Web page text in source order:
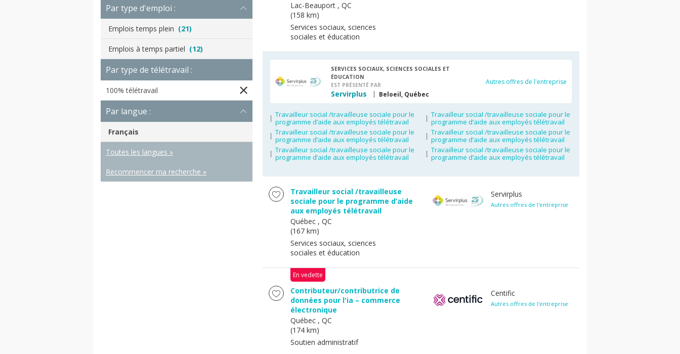
Par type d'emploi :
Emplois temps plein (21)
Emplois à temps partiel (12)
Par type de télétravail :
100% télétravail
Par langue :
Français
Toutes les langues »
Recommencer ma recherche »
Lac-Beauport , QC
(158 km)
Services sociaux, sciences
sociales et éducation
SERVICES SOCIAUX, SCIENCES SOCIALES ET
ÉDUCATION
EST PRÉSENTÉ PAR
Servirplus Beloeil, Québec
Autres offres de l'entreprise
Travailleur social /travailleuse sociale pour le
programme d’aide aux employés télétravail
Travailleur social /travailleuse sociale pour le
programme d’aide aux employés télétravail
Travailleur social /travailleuse sociale pour le
programme d’aide aux employés télétravail
Travailleur social /travailleuse sociale pour le
programme d’aide aux employés télétravail
Travailleur social /travailleuse sociale pour le
programme d’aide aux employés télétravail
Travailleur social /travailleuse sociale pour le
programme d’aide aux employés télétravail
Travailleur social /travailleuse
sociale pour le programme d’aide
aux employés télétravail
Québec , QC
(167 km)
Services sociaux, sciences
sociales et éducation
Servirplus
Autres offres de l'entreprise
En vedette
Contributeur/contributrice de
données pour l'ia – commerce
électronique
Québec , QC
(174 km)
Soutien administratif
Centific
Autres offres de l'entreprise